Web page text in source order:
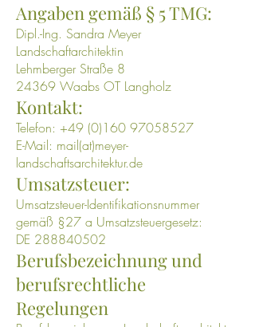
Angaben gemäß § 5 TMG:
Dipl.-Ing. Sandra Meyer
Landschaftarchitektin
Lehmberger Straße 8
24369 Waabs OT Langholz
Kontakt:
Telefon: +49 (0)160 97058527
E-Mail: mail(at)meyer-
landschaftsarchitektur.de
Umsatzsteuer:
Umsatzsteuer-Identifikationsnummer
gemäß §27 a Umsatzsteuergesetz:
DE 288840502
Berufsbezeichnung und
berufsrechtliche
Regelungen